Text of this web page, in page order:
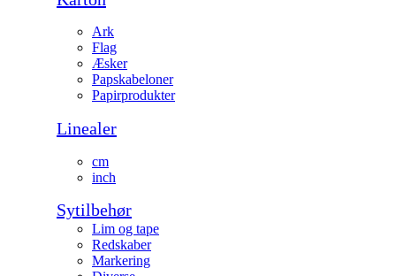
Ark
Flag
Æsker
Papskabeloner
Papirprodukter
Linealer
cm
inch
Sytilbehør
Lim og tape
Redskaber
Markering